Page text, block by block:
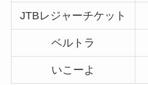
JTBレジャーチケット
ベルトラ
いこーよ